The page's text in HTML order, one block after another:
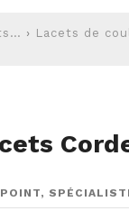
› Lacets de